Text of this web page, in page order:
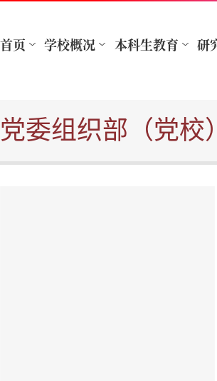
党委组织部（党校）